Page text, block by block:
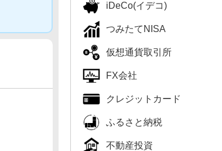
iDeCo(イデコ)
つみたてNISA
仮想通貨取引所
FX会社
クレジットカード
ふるさと納税
不動産投資